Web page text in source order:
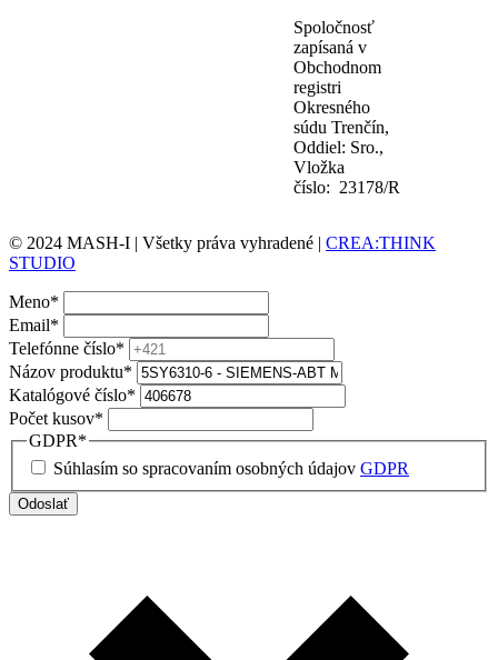
Spoločnosť
zapísaná v
Obchodnom
registri
Okresného
súdu Trenčín,
Oddiel: Sro.,
Vložka
číslo: 23178/R
© 2024 MASH-I | Všetky práva vyhradené | CREA:THINK
STUDIO
Meno*
Email*
Telefónne číslo*
Názov produktu*
Katalógové číslo*
Počet kusov*
GDPR*
Súhlasím so spracovaním osobných údajov GDPR
Odoslať